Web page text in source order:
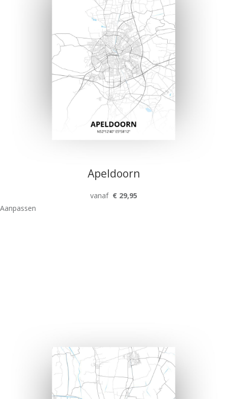
Apeldoorn
vanaf € 29,95
Aanpassen